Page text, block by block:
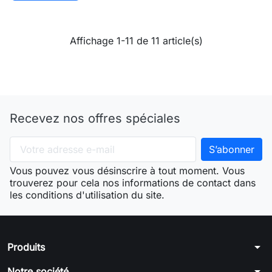
Affichage 1-11 de 11 article(s)
Recevez nos offres spéciales
Vous pouvez vous désinscrire à tout moment. Vous
trouverez pour cela nos informations de contact dans
les conditions d'utilisation du site.
Produits arrow_drop_down